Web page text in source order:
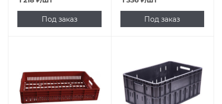
Под заказ Под заказ